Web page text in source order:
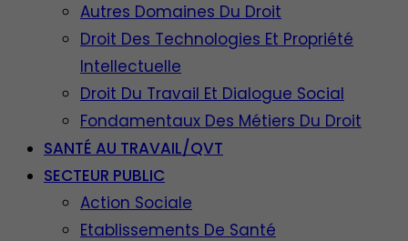
Autres Domaines Du Droit
Droit Des Technologies Et Propriété
Intellectuelle
Droit Du Travail Et Dialogue Social
Fondamentaux Des Métiers Du Droit
SANTÉ AU TRAVAIL/QVT
SECTEUR PUBLIC
Action Sociale
Etablissements De Santé